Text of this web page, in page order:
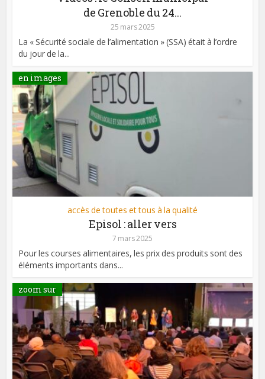
de Grenoble du 24...
25 mars 2025
La « Sécurité sociale de l’alimentation » (SSA) était à l’ordre
du jour de la...
en images
accès de toutes et tous à la qualité
Episol : aller vers
7 mars 2025
Pour les courses alimentaires, les prix des produits sont des
éléments importants dans...
zoom sur